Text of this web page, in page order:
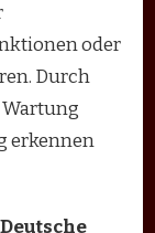
oder
Durch
erkennen